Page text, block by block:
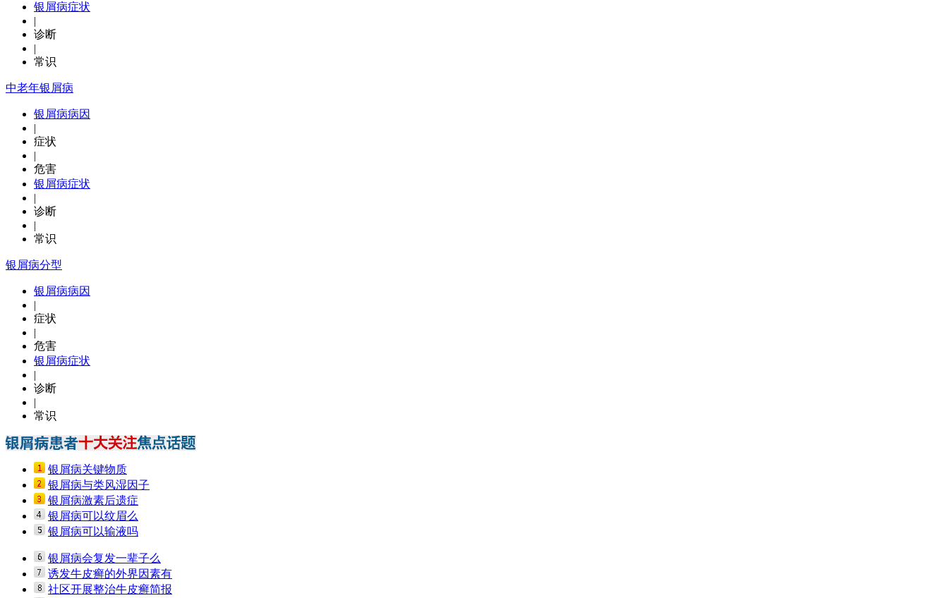
银屑病症状
|
诊断
|
常识
中老年银屑病
银屑病病因
|
症状
|
危害
银屑病症状
|
诊断
|
常识
银屑病分型
银屑病病因
|
症状
|
危害
银屑病症状
|
诊断
|
常识
银屑病关键物质
银屑病与类风湿因子
银屑病激素后遗症
银屑病可以纹眉么
银屑病可以输液吗
银屑病会复发一辈子么
诱发牛皮癣的外界因素有
社区开展整治牛皮癣简报